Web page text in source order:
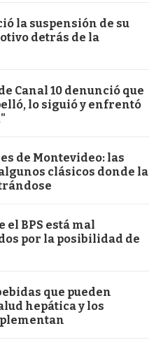
la suspensión de su
detrás de la
Canal 10 denunció que
lo siguió y enfrentó
de Montevideo: las
clásicos donde la
el BPS está mal
por la posibilidad de
que pueden
hepática y los